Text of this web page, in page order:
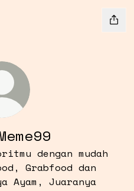
dengan mudah
Grabfood dan
Ayam, Juaranya